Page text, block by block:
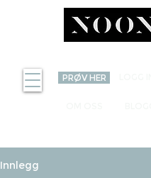
PRØV HER
Innlegg